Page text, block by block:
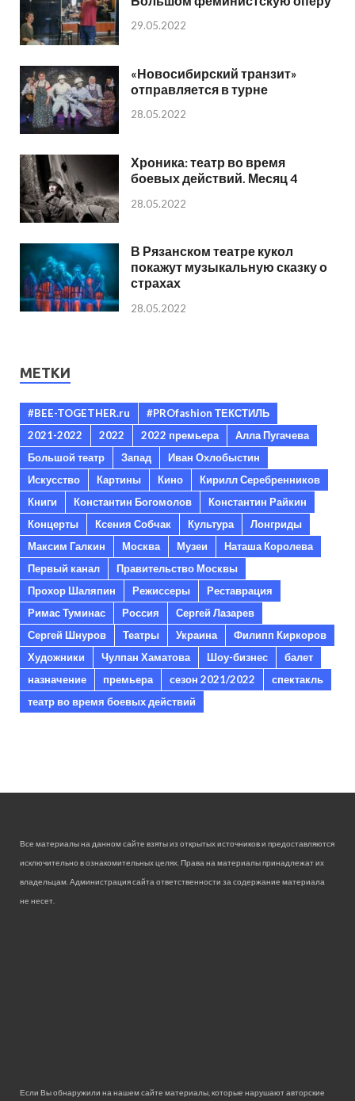
29.05.2022
«Новосибирский транзит»
отправляется в турне
28.05.2022
Хроника: театр во время
боевых действий. Месяц 4
28.05.2022
В Рязанском театре кукол
покажут музыкальную сказку о
страхах
28.05.2022
МЕТКИ
#BEE-TOGETHER.ru
#PROfashion ТЕКСТИЛЬ
2021-2022
2022 2022 премьера
Алла Пугачева
Большой театр
Запад
Иван Охлобыстин
Искусство
Картины Кино
Кирилл Серебренников
Книги
Константин Богомолов
Константин Райкин
Концерты
Ксения Собчак Культура
Лонгриды
Максим Галкин
Москва Музеи
Наташа Королева
Первый канал
Правительство Москвы
Прохор Шаляпин
Режиссеры
Реставрация
Римас Туминас
Россия
Сергей Лазарев
Сергей Шнуров
Театры Украина
Филипп Киркоров
Художники
Чулпан Хаматова Шоу-бизнес
балет
назначение
премьера сезон 2021/2022
спектакль
театр во время боевых действий
Все материалы на данном сайте взяты из открытых источников и предоставляются
исключительно в ознакомительных целях. Права на материалы принадлежат их
владельцам. Администрация сайта ответственности за содержание материала
не несет.
Если Вы обнаружили на нашем сайте материалы, которые нарушают авторские